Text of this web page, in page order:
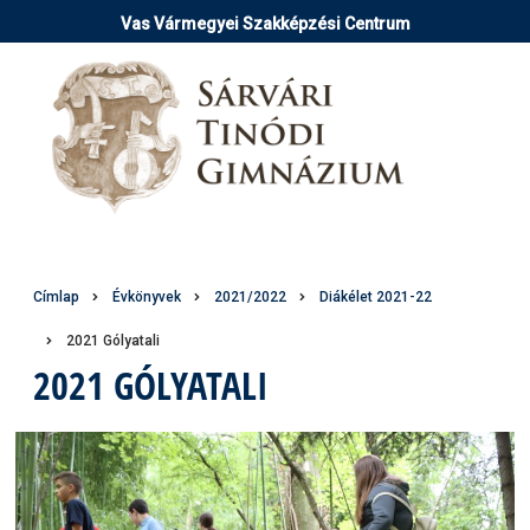
a
tartalomra
Vas Vármegyei Szakképzési Centrum
Morzsa
Címlap Évkönyvek 2021/2022 Diákélet 2021-22
2021 Gólyatali
2021 GÓLYATALI